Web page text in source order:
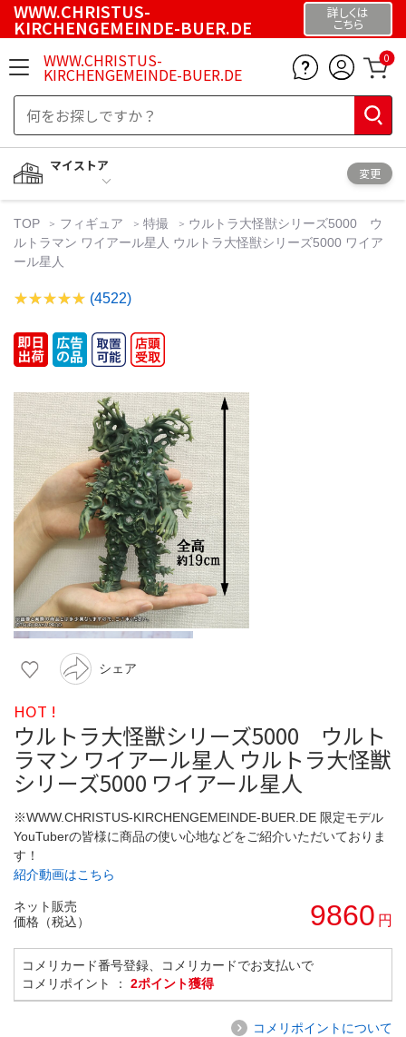
WWW.CHRISTUS-
KIRCHENGEMEINDE-BUER.DE
詳しくは
こちら
WWW.CHRISTUS-
KIRCHENGEMEINDE-BUER.DE
0
マイストア
変更
TOP フィギュア 特撮
ウルトラ大怪獣シリーズ5000 ウ
ルトラマン ワイアール星人 ウルトラ大怪獣シリーズ5000 ワイア
ール星人
(4522)
シェア
HOT !
ウルトラ大怪獣シリーズ5000 ウルト
ラマン ワイアール星人 ウルトラ大怪獣
シリーズ5000 ワイアール星人
※WWW.CHRISTUS-KIRCHENGEMEINDE-BUER.DE 限定モデル
YouTuberの皆様に商品の使い心地などをご紹介いただいておりま
す！
紹介動画はこちら
ネット販売
価格（税込）
9860 円
コメリカード番号登録、コメリカードでお支払いで
コメリポイント ： 2ポイント獲得
コメリポイントについて